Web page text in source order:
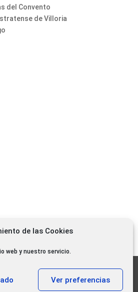
de las Cookies
web y nuestro servicio.
Ver preferencias
del Convento
de Villoria